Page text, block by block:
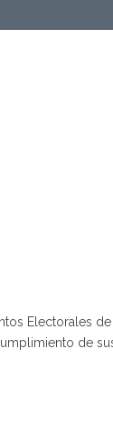
Electorales
de